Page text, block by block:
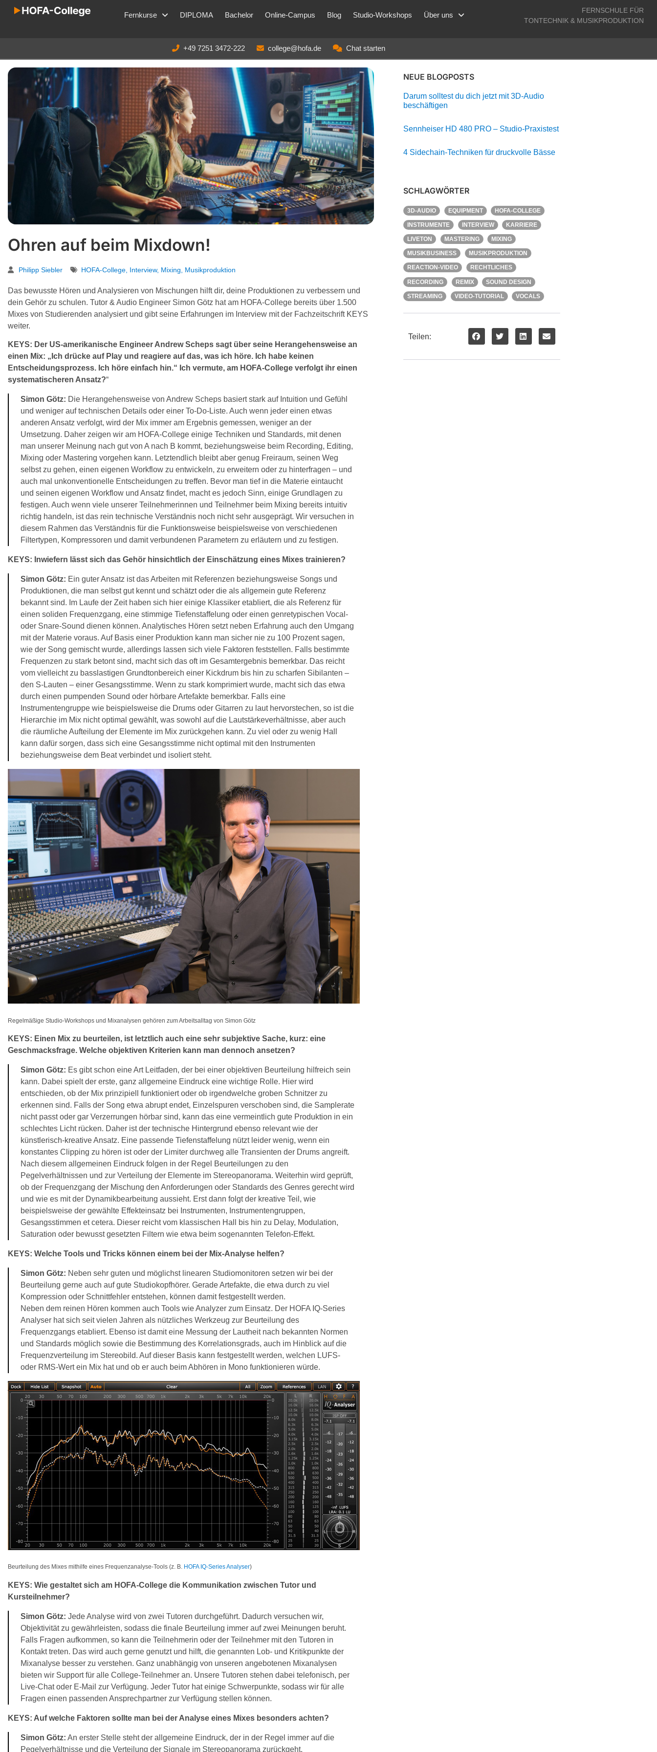
Fernkurse DIPLOMA Bachelor Online-Campus Blog Studio-Workshops Über uns
FERNSCHULE FÜR
TONTECHNIK & MUSIKPRODUKTION
+49 7251 3472-222 college@hofa.de Chat starten
Ohren auf beim Mixdown!
Philipp Siebler HOFA-College Interview, Mixing Musikproduktion
Das bewusste Hören und Analysieren von Mischungen hilft dir, deine Produktionen zu verbessern und
dein Gehör zu schulen. Tutor & Audio Engineer Simon Götz hat am HOFA-College bereits über 1.500
Mixes von Studierenden analysiert und gibt seine Erfahrungen im Interview mit der Fachzeitschrift KEYS
weiter.
KEYS: Der US-amerikanische Engineer Andrew Scheps sagt über seine Herangehensweise an
einen Mix: „Ich drücke auf Play und reagiere auf das, was ich höre. Ich habe keinen
Entscheidungsprozess. Ich höre einfach hin.“ Ich vermute, am HOFA-College verfolgt ihr einen
systematischeren Ansatz?“
Simon Götz: Die Herangehensweise von Andrew Scheps basiert stark auf Intuition und Gefühl
und weniger auf technischen Details oder einer To-Do-Liste. Auch wenn jeder einen etwas
anderen Ansatz verfolgt, wird der Mix immer am Ergebnis gemessen, weniger an der
Umsetzung. Daher zeigen wir am HOFA-College einige Techniken und Standards, mit denen
man unserer Meinung nach gut von A nach B kommt, beziehungsweise beim Recording, Editing,
Mixing oder Mastering vorgehen kann. Letztendlich bleibt aber genug Freiraum, seinen Weg
selbst zu gehen, einen eigenen Workflow zu entwickeln, zu erweitern oder zu hinterfragen – und
auch mal unkonventionelle Entscheidungen zu treffen. Bevor man tief in die Materie eintaucht
und seinen eigenen Workflow und Ansatz findet, macht es jedoch Sinn, einige Grundlagen zu
festigen. Auch wenn viele unserer Teilnehmerinnen und Teilnehmer beim Mixing bereits intuitiv
richtig handeln, ist das rein technische Verständnis noch nicht sehr ausgeprägt. Wir versuchen in
diesem Rahmen das Verständnis für die Funktionsweise beispielsweise von verschiedenen
Filtertypen, Kompressoren und damit verbundenen Parametern zu erläutern und zu festigen.
KEYS: Inwiefern lässt sich das Gehör hinsichtlich der Einschätzung eines Mixes trainieren?
Simon Götz: Ein guter Ansatz ist das Arbeiten mit Referenzen beziehungsweise Songs und
Produktionen, die man selbst gut kennt und schätzt oder die als allgemein gute Referenz
bekannt sind. Im Laufe der Zeit haben sich hier einige Klassiker etabliert, die als Referenz für
einen soliden Frequenzgang, eine stimmige Tiefenstaffelung oder einen genretypischen Vocal-
oder Snare-Sound dienen können. Analytisches Hören setzt neben Erfahrung auch den Umgang
mit der Materie voraus. Auf Basis einer Produktion kann man sicher nie zu 100 Prozent sagen,
wie der Song gemischt wurde, allerdings lassen sich viele Faktoren feststellen. Falls bestimmte
Frequenzen zu stark betont sind, macht sich das oft im Gesamtergebnis bemerkbar. Das reicht
vom vielleicht zu basslastigen Grundtonbereich einer Kickdrum bis hin zu scharfen Sibilanten –
den S-Lauten – einer Gesangsstimme. Wenn zu stark komprimiert wurde, macht sich das etwa
durch einen pumpenden Sound oder hörbare Artefakte bemerkbar. Falls eine
Instrumentengruppe wie beispielsweise die Drums oder Gitarren zu laut hervorstechen, so ist die
Hierarchie im Mix nicht optimal gewählt, was sowohl auf die Lautstärkeverhältnisse, aber auch
die räumliche Aufteilung der Elemente im Mix zurückgehen kann. Zu viel oder zu wenig Hall
kann dafür sorgen, dass sich eine Gesangsstimme nicht optimal mit den Instrumenten
beziehungsweise dem Beat verbindet und isoliert steht.
Regelmäßige Studio-Workshops und Mixanalysen gehören zum Arbeitsalltag von Simon Götz
KEYS: Einen Mix zu beurteilen, ist letztlich auch eine sehr subjektive Sache, kurz: eine
Geschmacksfrage. Welche objektiven Kriterien kann man dennoch ansetzen?
Simon Götz: Es gibt schon eine Art Leitfaden, der bei einer objektiven Beurteilung hilfreich sein
kann. Dabei spielt der erste, ganz allgemeine Eindruck eine wichtige Rolle. Hier wird
entschieden, ob der Mix prinzipiell funktioniert oder ob irgendwelche groben Schnitzer zu
erkennen sind. Falls der Song etwa abrupt endet, Einzelspuren verschoben sind, die Samplerate
nicht passt oder gar Verzerrungen hörbar sind, kann das eine vermeintlich gute Produktion in ein
schlechtes Licht rücken. Daher ist der technische Hintergrund ebenso relevant wie der
künstlerisch-kreative Ansatz. Eine passende Tiefenstaffelung nützt leider wenig, wenn ein
konstantes Clipping zu hören ist oder der Limiter durchweg alle Transienten der Drums angreift.
Nach diesem allgemeinen Eindruck folgen in der Regel Beurteilungen zu den
Pegelverhältnissen und zur Verteilung der Elemente im Stereopanorama. Weiterhin wird geprüft,
ob der Frequenzgang der Mischung den Anforderungen oder Standards des Genres gerecht wird
und wie es mit der Dynamikbearbeitung aussieht. Erst dann folgt der kreative Teil, wie
beispielsweise der gewählte Effekteinsatz bei Instrumenten, Instrumentengruppen,
Gesangsstimmen et cetera. Dieser reicht vom klassischen Hall bis hin zu Delay, Modulation,
Saturation oder bewusst gesetzten Filtern wie etwa beim sogenannten Telefon-Effekt.
KEYS: Welche Tools und Tricks können einem bei der Mix-Analyse helfen?
Simon Götz: Neben sehr guten und möglichst linearen Studiomonitoren setzen wir bei der
Beurteilung gerne auch auf gute Studiokopfhörer. Gerade Artefakte, die etwa durch zu viel
Kompression oder Schnittfehler entstehen, können damit festgestellt werden.
Neben dem reinen Hören kommen auch Tools wie Analyzer zum Einsatz. Der HOFA IQ-Series
Analyser hat sich seit vielen Jahren als nützliches Werkzeug zur Beurteilung des
Frequenzgangs etabliert. Ebenso ist damit eine Messung der Lautheit nach bekannten Normen
und Standards möglich sowie die Bestimmung des Korrelationsgrads, auch im Hinblick auf die
Frequenzverteilung im Stereobild. Auf dieser Basis kann festgestellt werden, welchen LUFS-
oder RMS-Wert ein Mix hat und ob er auch beim Abhören in Mono funktionieren würde.
Beurteilung des Mixes mithilfe eines Frequenzanalyse-Tools (z. B. HOFA IQ-Series Analyser)
KEYS: Wie gestaltet sich am HOFA-College die Kommunikation zwischen Tutor und
Kursteilnehmer?
Simon Götz: Jede Analyse wird von zwei Tutoren durchgeführt. Dadurch versuchen wir,
Objektivität zu gewährleisten, sodass die finale Beurteilung immer auf zwei Meinungen beruht.
Falls Fragen aufkommen, so kann die Teilnehmerin oder der Teilnehmer mit den Tutoren in
Kontakt treten. Das wird auch gerne genutzt und hilft, die genannten Lob- und Kritikpunkte der
Mixanalyse besser zu verstehen. Ganz unabhängig von unseren angebotenen Mixanalysen
bieten wir Support für alle College-Teilnehmer an. Unsere Tutoren stehen dabei telefonisch, per
Live-Chat oder E-Mail zur Verfügung. Jeder Tutor hat einige Schwerpunkte, sodass wir für alle
Fragen einen passenden Ansprechpartner zur Verfügung stellen können.
KEYS: Auf welche Faktoren sollte man bei der Analyse eines Mixes besonders achten?
Simon Götz: An erster Stelle steht der allgemeine Eindruck, der in der Regel immer auf die
Pegelverhältnisse und die Verteilung der Signale im Stereopanorama zurückgeht.
NEUE BLOGPOSTS
Darum solltest du dich jetzt mit 3D-Audio
beschäftigen
Sennheiser HD 480 PRO – Studio-Praxistest
4 Sidechain-Techniken für druckvolle Bässe
SCHLAGWÖRTER
3D-AUDIO EQUIPMENT HOFA-COLLEGE
INSTRUMENTE INTERVIEW KARRIERE
LIVETON MASTERING MIXING
MUSIKBUSINESS MUSIKPRODUKTION
REACTION-VIDEO RECHTLICHES
RECORDING REMIX SOUND DESIGN
STREAMING VIDEO-TUTORIAL VOCALS
Teilen: